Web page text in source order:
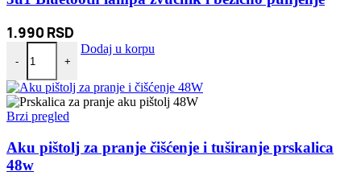
1.990 RSD
-
3u1 Bluetooth lampa zvučnik i bežično punjenje količina
+
Dodaj u korpu
Brzi pregled
Aku pištolj za pranje čišćenje i tuširanje prskalica
48w